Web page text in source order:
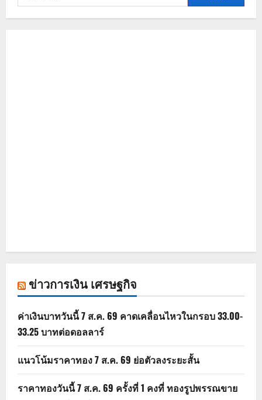
สำหรับ:
ข่าวการเงิน เศรษฐกิจ
ค่าเงินบาทวันนี้ 7 ส.ค. 69 คาดเคลื่อนไหวในกรอบ 33.00-
33.25 บาทต่อดอลลาร์
แนวโน้มราคาทอง 7 ส.ค. 69 ย่อตัวลงระยะสั้น
ราคาทองวันนี้ 7 ส.ค. 69 ครั้งที่ 1 คงที่ ทองรูปพรรณขาย